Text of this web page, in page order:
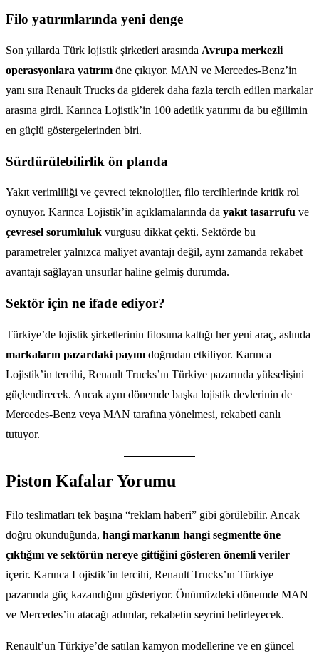
Filo yatırımlarında yeni denge
Son yıllarda Türk lojistik şirketleri arasında Avrupa merkezli
operasyonlara yatırım öne çıkıyor. MAN ve Mercedes-Benz’in
yanı sıra Renault Trucks da giderek daha fazla tercih edilen markalar
arasına girdi. Karınca Lojistik’in 100 adetlik yatırımı da bu eğilimin
en güçlü göstergelerinden biri.
Sürdürülebilirlik ön planda
Yakıt verimliliği ve çevreci teknolojiler, filo tercihlerinde kritik rol
oynuyor. Karınca Lojistik’in açıklamalarında da yakıt tasarrufu ve
çevresel sorumluluk vurgusu dikkat çekti. Sektörde bu
parametreler yalnızca maliyet avantajı değil, aynı zamanda rekabet
avantajı sağlayan unsurlar haline gelmiş durumda.
Sektör için ne ifade ediyor?
Türkiye’de lojistik şirketlerinin filosuna kattığı her yeni araç, aslında
markaların pazardaki payını doğrudan etkiliyor. Karınca
Lojistik’in tercihi, Renault Trucks’ın Türkiye pazarında yükselişini
güçlendirecek. Ancak aynı dönemde başka lojistik devlerinin de
Mercedes-Benz veya MAN tarafına yönelmesi, rekabeti canlı
tutuyor.
Piston Kafalar Yorumu
Filo teslimatları tek başına “reklam haberi” gibi görülebilir. Ancak
doğru okunduğunda, hangi markanın hangi segmentte öne
çıktığını ve sektörün nereye gittiğini gösteren önemli veriler
içerir. Karınca Lojistik’in tercihi, Renault Trucks’ın Türkiye
pazarında güç kazandığını gösteriyor. Önümüzdeki dönemde MAN
ve Mercedes’in atacağı adımlar, rekabetin seyrini belirleyecek.
Renault’un Türkiye’de satılan kamyon modellerine ve en güncel